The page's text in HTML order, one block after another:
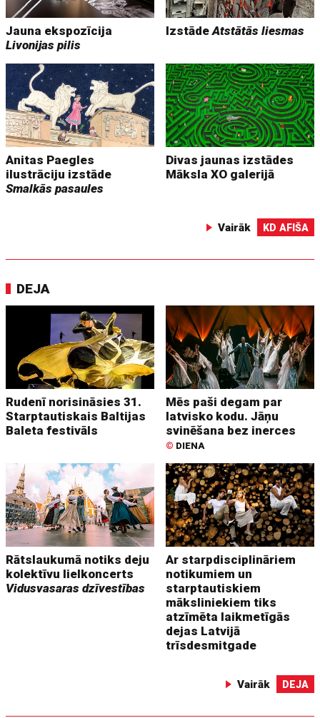
Jauna ekspozīcija
Livonijas pilis
IzstādeAtstātās liesmas
Anitas Paegles
ilustrāciju izstāde
Smalkās pasaules
Divas jaunas izstādes
Māksla XO galerijā
Vairāk KD AFIŠA
DEJA
Rudenī norisināsies 31.
Starptautiskais Baltijas
Baleta festivāls
Mēs paši degam par
latvisko kodu. Jāņu
svinēšana bez inerces
© DIENA
Rātslaukumā notiks deju
kolektīvu lielkoncerts
Vidusvasaras dzīvestības
Ar starpdisciplināriem
notikumiem un
starptautiskiem
māksliniekiem tiks
atzīmēta laikmetīgās
dejas Latvijā
trīsdesmitgade
Vairāk DEJA